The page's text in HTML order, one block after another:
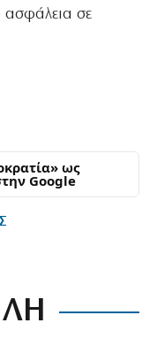
ασφάλεια σε
ως
Google